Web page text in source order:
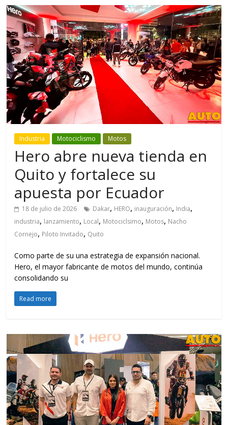
Industria Motociclismo Motos
Hero abre nueva tienda en
Quito y fortalece su
apuesta por Ecuador
18 de julio de 2026 Dakar, HERO, inauguración, India,
industria, lanzamiento, Local, Motociclsimo, Motos, Nacho
Cornejo, Piloto Invitado, Quito
Como parte de su una estrategia de expansión nacional.
Hero, el mayor fabricante de motos del mundo, continúa
consolidando su
Read more